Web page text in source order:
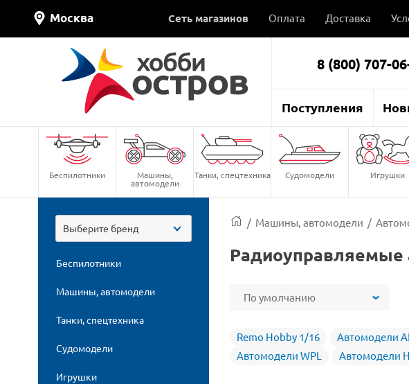
Москва Сеть магазинов Оплата Доставка
8 (800) 707-
Поступления
Беспилотники Машины,
автомодели
Танки, спецтехника Судомодели Игрушки
Выберите бренд
Беспилотники
Машины, автомодели
Танки, спецтехника
Судомодели
Игрушки
/ Машины, автомодели /
Радиоуправляемые
По умолчанию
Remo Hobby 1/16 Автомодели
Автомодели WPL
Автомодели